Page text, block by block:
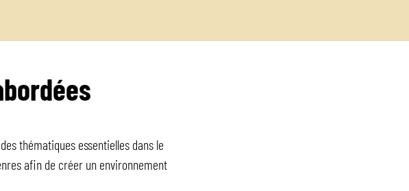
thématiques essentielles dans le
afin de créer un environnement